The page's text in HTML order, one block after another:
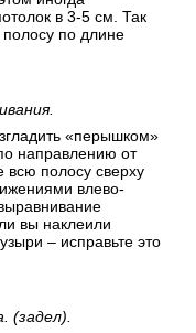
в 3-5 см. Так
полосу по длине
«перышком»
направлению от
всю полосу сверху
влево-
вы наклеили
– исправьте это
(задел).